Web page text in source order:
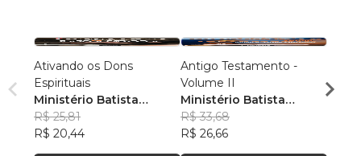
Ativando os Dons
Espirituais
Ministério Batista
Ebenézer
R$ 25,81
R$ 20,44
Antigo Testamento -
Volume II
Ministério Batista
Ebenézer
R$ 33,68
R$ 26,66